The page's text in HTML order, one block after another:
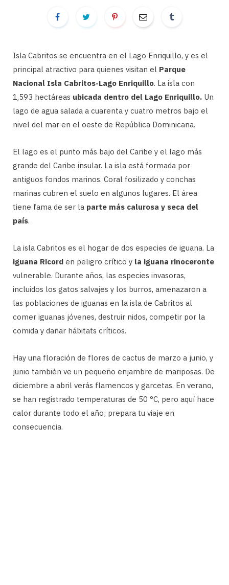
Isla Cabritos se encuentra en el Lago Enriquillo, y es el
principal atractivo para quienes visitan el Parque
Nacional Isla Cabritos-Lago Enriquillo. La isla con
1,593 hectáreas ubicada dentro del Lago Enriquillo. Un
lago de agua salada a cuarenta y cuatro metros bajo el
nivel del mar en el oeste de República Dominicana.
El lago es el punto más bajo del Caribe y el lago más
grande del Caribe insular. La isla está formada por
antiguos fondos marinos. Coral fosilizado y conchas
marinas cubren el suelo en algunos lugares. El área
tiene fama de ser la parte más calurosa y seca del
país.
La isla Cabritos es el hogar de dos especies de iguana. La
iguana Ricord en peligro crítico y la iguana rinoceronte
vulnerable. Durante años, las especies invasoras,
incluidos los gatos salvajes y los burros, amenazaron a
las poblaciones de iguanas en la isla de Cabritos al
comer iguanas jóvenes, destruir nidos, competir por la
comida y dañar hábitats críticos.
Hay una floración de flores de cactus de marzo a junio, y
junio también ve un pequeño enjambre de mariposas. De
diciembre a abril verás flamencos y garcetas. En verano,
se han registrado temperaturas de 50 °C, pero aquí hace
calor durante todo el año; prepara tu viaje en
consecuencia.